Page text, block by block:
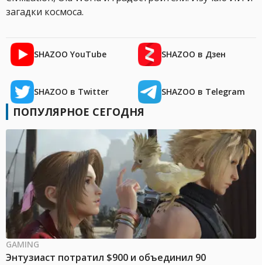
загадки космоса.
SHAZOO YouTube SHAZOO в Дзен
SHAZOO в Twitter SHAZOO в Telegram
ПОПУЛЯРНОЕ СЕГОДНЯ
GAMING
Энтузиаст потратил $900 и объединил 90